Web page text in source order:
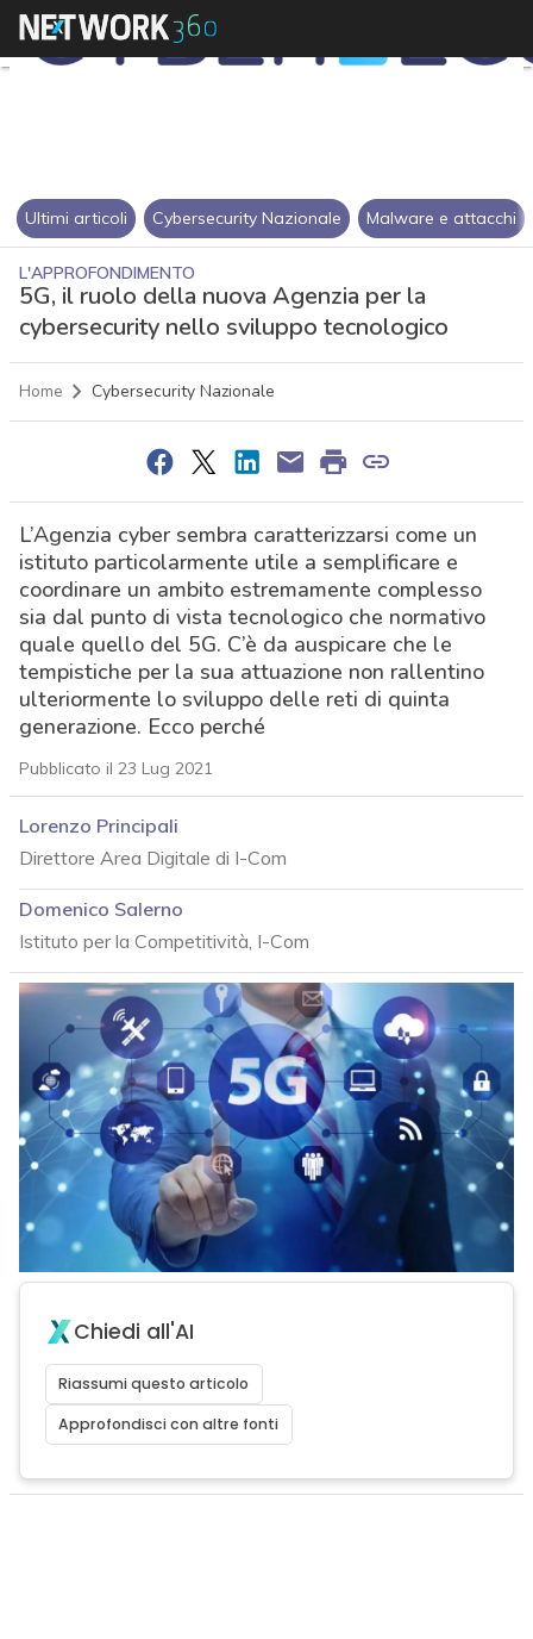
Ultimi articoli Cybersecurity Nazionale Malware e attacchi
L'APPROFONDIMENTO
5G, il ruolo della nuova Agenzia per la
cybersecurity nello sviluppo tecnologico
Home Cybersecurity Nazionale
L’Agenzia cyber sembra caratterizzarsi come un
istituto particolarmente utile a semplificare e
coordinare un ambito estremamente complesso
sia dal punto di vista tecnologico che normativo
quale quello del 5G. C’è da auspicare che le
tempistiche per la sua attuazione non rallentino
ulteriormente lo sviluppo delle reti di quinta
generazione. Ecco perché
Pubblicato il 23 Lug 2021
Lorenzo Principali
Direttore Area Digitale di I-Com
Domenico Salerno
Istituto per la Competitività, I-Com
Chiedi all'AI
Riassumi questo articolo
Approfondisci con altre fonti